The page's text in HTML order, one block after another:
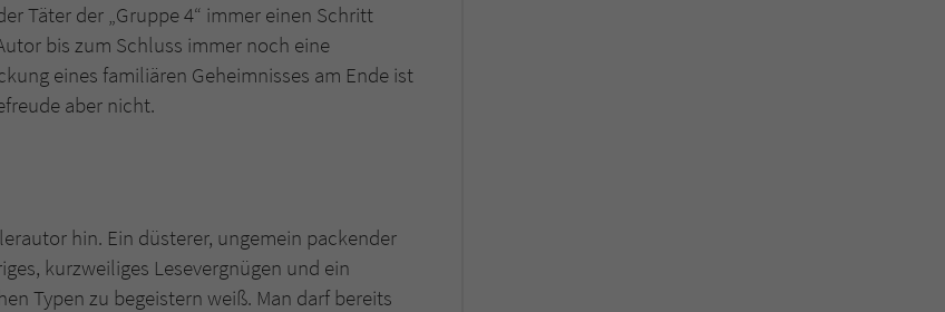
Täter der „Gruppe 4“ immer einen Schritt
bis zum Schluss immer noch eine
eines familiären Geheimnisses am Ende ist
aber nicht.
hin. Ein düsterer, ungemein packender
kurzweiliges Lesevergnügen und ein
Typen zu begeistern weiß. Man darf bereits